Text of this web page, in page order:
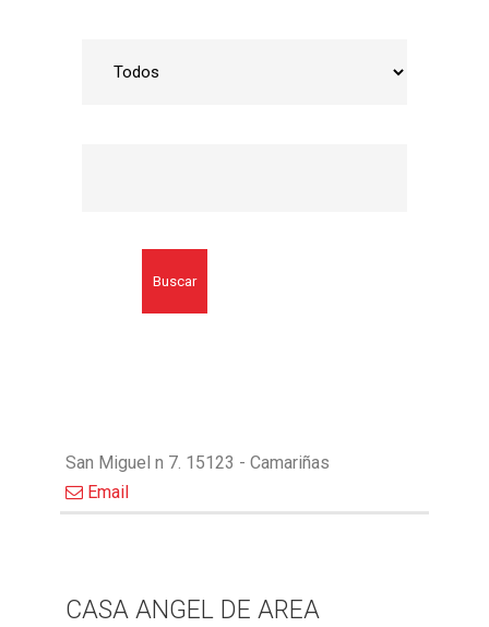
Buscar
San Miguel n 7. 15123 - Camariñas
Email
CASA ANGEL DE AREA